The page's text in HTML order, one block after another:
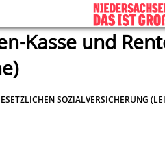
Kasse und
SOZIALVERSICHERUNG